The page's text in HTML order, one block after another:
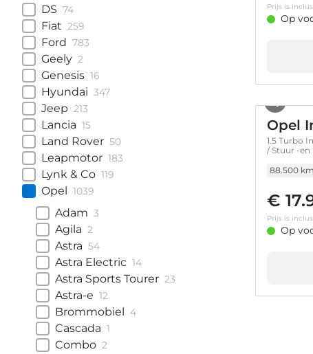
DS 74
Fiat 259
Ford 783
Geely 2
Genesis 16
Hyundai 347
Jeep 213
Lancia 15
Land Rover 50
Leapmotor 183
Lynk & Co 119
Opel 1039
Adam 3
Agila 2
Astra 54
Astra Electric 14
Astra Sports Tourer 23
Astra-e 12
Brommobiel 4
Cascada 1
Combo 2
Prijs is
Op
Opel
1.5 Turbo
/ Stuur -en
88.500 km
€
Prijs is
Op